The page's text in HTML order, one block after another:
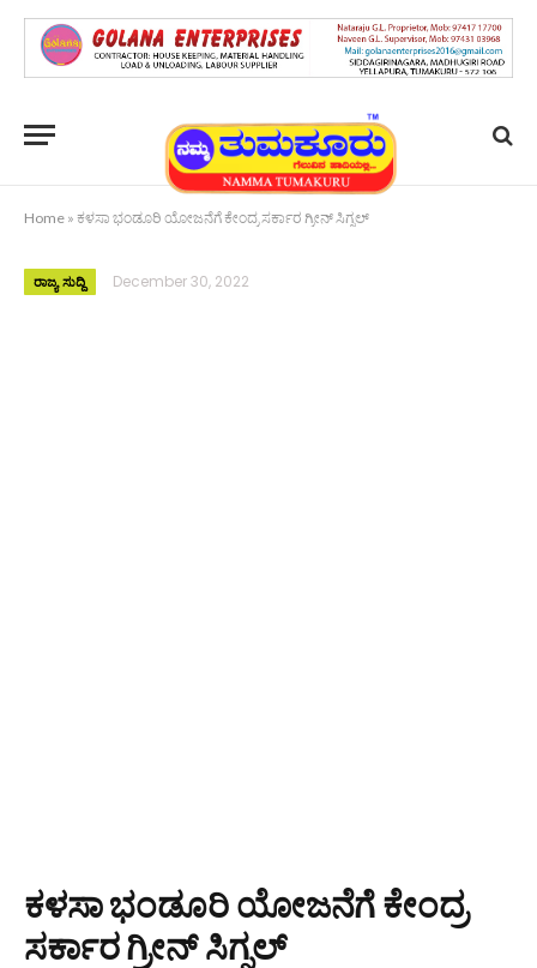
Home » ಕಳಸಾ ಭಂಡೂರಿ ಯೋಜನೆಗೆ ಕೇಂದ್ರ ಸರ್ಕಾರ ಗ್ರೀನ್ ಸಿಗ್ನಲ್
ರಾಜ್ಯ ಸುದ್ದಿ December 30, 2022
ಕಳಸಾ ಭಂಡೂರಿ ಯೋಜನೆಗೆ ಕೇಂದ್ರ
ಸರ್ಕಾರ ಗ್ರೀನ್ ಸಿಗ್ನಲ್